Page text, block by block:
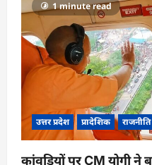
1 minute read
उत्तर प्रदेश प्रादेशिक राजनीति
कांवड़ियों पर CM योगी ने